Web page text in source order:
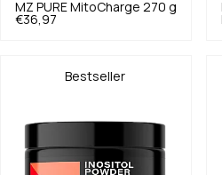
MZ PURE MitoCharge 270 g
€36,97
Bestseller